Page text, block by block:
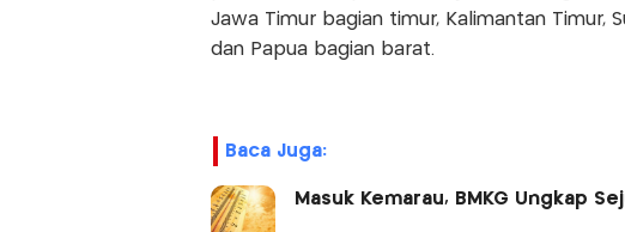
Jawa Timur bagian timur, Kalimantan Timur,
dan Papua bagian barat.
Baca Juga:
Masuk Kemarau, BMKG Ungkap